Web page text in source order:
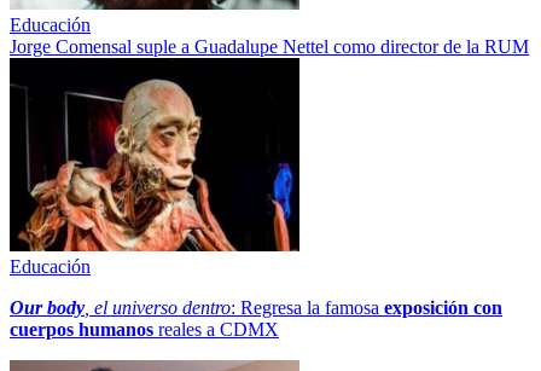
Educación
Jorge Comensal suple a Guadalupe Nettel como director de la RUM
Educación
Our body , el universo dentro: Regresa la famosa exposición con
cuerpos humanos reales a CDMX